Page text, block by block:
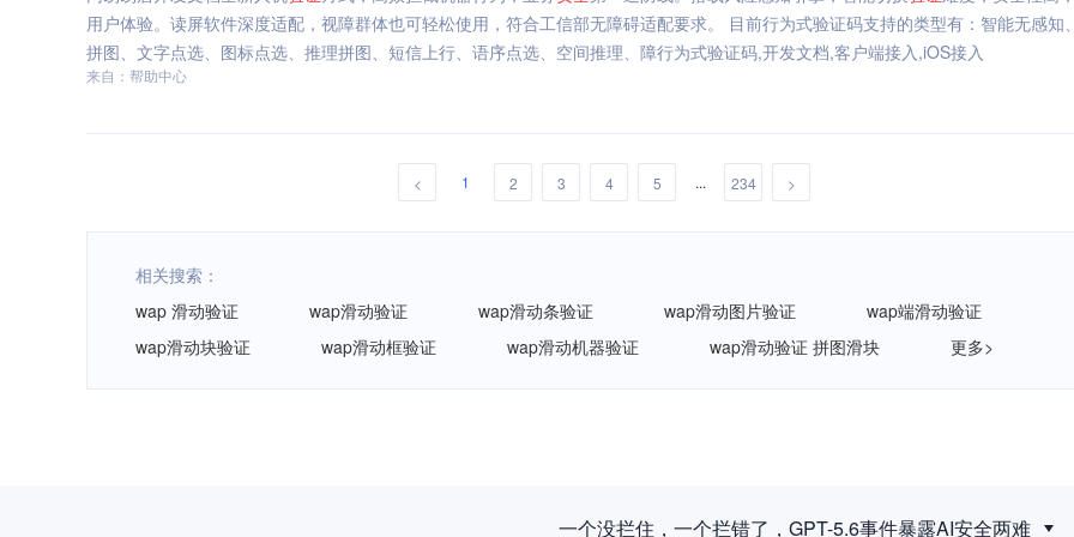
用户体验。读屏软件深度适配，视障群体也可轻松使用，符合工信部无障碍适配要求。 目前行为式验证码支持的类型有：智能无感知
拼图、文字点选、图标点选、推理拼图、短信上行、语序点选、空间推理、障行为式验证码,开发文档,客户端接入,iOS接入
来自：帮助中心
< 1 2 3 4 5 ... 234 >
相关搜索：
wap 滑动验证
wap滑动验证 wap滑动条验证 wap滑动图片验证
wap端滑动验证
wap滑动块验证
wap滑动框验证 wap滑动机器验证 wap滑动验证 拼图滑块 更多>
一个没拦住，一个拦错了，GPT-5.6事件暴露AI安全两难